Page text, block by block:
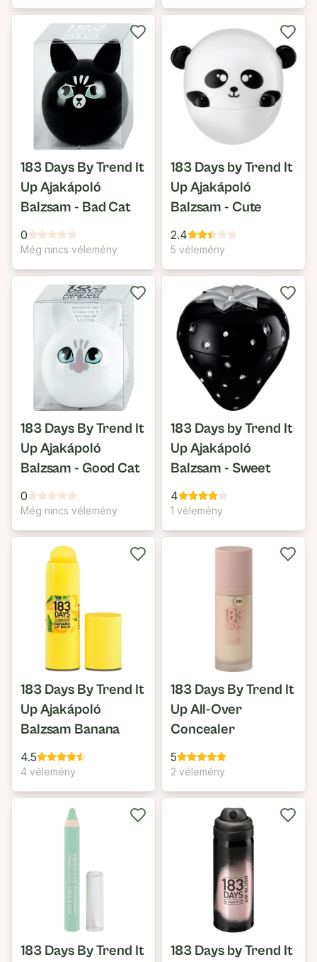
183 Days By Trend It
Up Ajakápoló
Balzsam - Bad Cat
0
Még nincs vélemény
183 Days by Trend It
Up Ajakápoló
Balzsam - Cute
2.4
5 vélemény
183 Days By Trend It
Up Ajakápoló
Balzsam - Good Cat
0
Még nincs vélemény
183 Days by Trend It
Up Ajakápoló
Balzsam - Sweet
4
1 vélemény
183 Days By Trend It
Up Ajakápoló
Balzsam Banana
4.5
4 vélemény
183 Days By Trend It
Up All-Over
Concealer
5
2 vélemény
183 Days By Trend It
183 Days by Trend It